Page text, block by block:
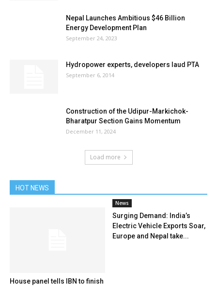
Nepal Launches Ambitious $46 Billion
Energy Development Plan
September 24, 2023
Hydropower experts, developers laud PTA
September 6, 2014
Construction of the Udipur-Markichok-
Bharatpur Section Gains Momentum
December 11, 2024
Load more
HOT NEWS
House panel tells IBN to finish
News
Surging Demand: India’s
Electric Vehicle Exports Soar,
Europe and Nepal take...